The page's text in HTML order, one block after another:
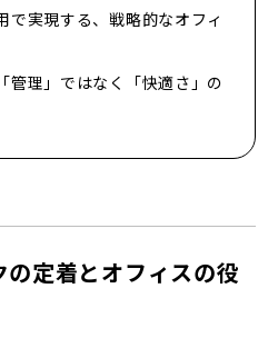
で実現する、戦略的なオフィ
管理」ではなく「快適さ」の
定着とオフィスの役